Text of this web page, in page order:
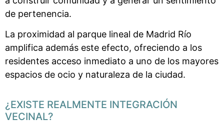
de pertenencia.
La proximidad al parque lineal de Madrid Río
amplifica además este efecto, ofreciendo a los
residentes acceso inmediato a uno de los mayores
espacios de ocio y naturaleza de la ciudad.
¿EXISTE REALMENTE INTEGRACIÓN
VECINAL?